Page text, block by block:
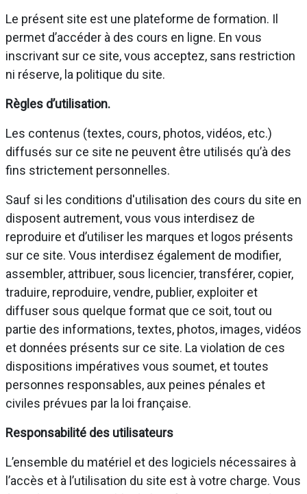
Le présent site est une plateforme de formation. Il
permet d’accéder à des cours en ligne. En vous
inscrivant sur ce site, vous acceptez, sans restriction
ni réserve, la politique du site.
Règles d’utilisation.
Les contenus (textes, cours, photos, vidéos, etc.)
diffusés sur ce site ne peuvent être utilisés qu’à des
fins strictement personnelles.
Sauf si les conditions d'utilisation des cours du site en
disposent autrement, vous vous interdisez de
reproduire et d’utiliser les marques et logos présents
sur ce site. Vous interdisez également de modifier,
assembler, attribuer, sous licencier, transférer, copier,
traduire, reproduire, vendre, publier, exploiter et
diffuser sous quelque format que ce soit, tout ou
partie des informations, textes, photos, images, vidéos
et données présents sur ce site. La violation de ces
dispositions impératives vous soumet, et toutes
personnes responsables, aux peines pénales et
civiles prévues par la loi française.
Responsabilité des utilisateurs
L’ensemble du matériel et des logiciels nécessaires à
l’accès et à l’utilisation du site est à votre charge. Vous